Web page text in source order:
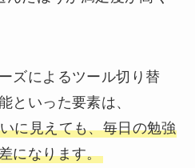
ズによるツール切り替
といった要素は、
に見えても、毎日の勉強
になります。